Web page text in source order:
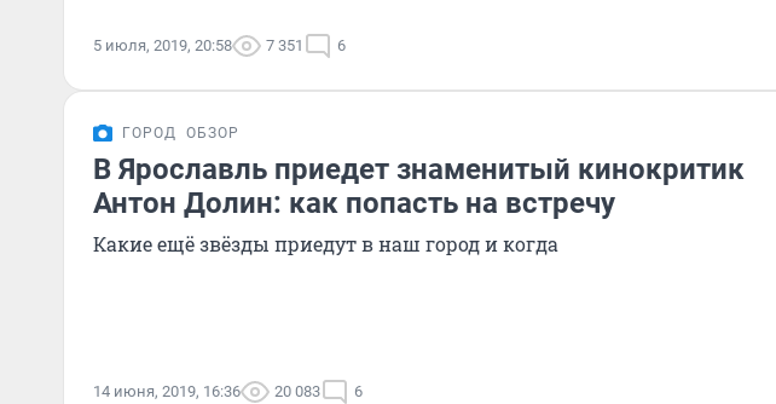
5 июля, 2019, 20:58 7 351 6
ГОРОД ОБЗОР
В Ярославль приедет знаменитый кинокритик
Антон Долин: как попасть на встречу
Какие ещё звёзды приедут в наш город и когда
14 июня, 2019, 16:36 20 083 6